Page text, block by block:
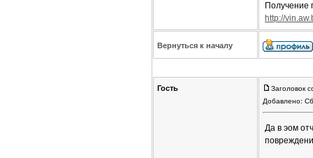
Получение
http://
Вернуться к началу
Гость
Заголовок
Добавлено:
Да в эом